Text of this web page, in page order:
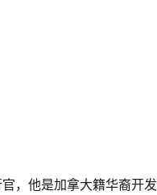
，他是加拿大籍华裔开发